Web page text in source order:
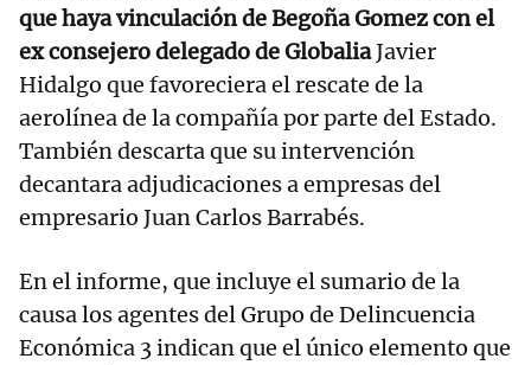
que haya vinculación de Begoña Gomez con el
ex consejero delegado de GlobaliaJavier
Hidalgo que favoreciera el rescate de la
aerolínea de la compañía por parte del Estado.
También descarta que su intervención
decantara adjudicaciones a empresas del
empresario Juan Carlos Barrabés.
En el informe, que incluye el sumario de la
causa los agentes del Grupo de Delincuencia
Económica 3 indican que el único elemento que